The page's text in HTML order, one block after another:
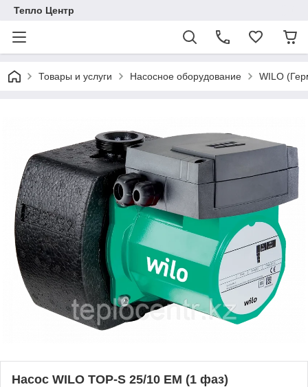
Тепло Центр
Товары и услуги Насосное оборудование WILO
Насос WILO TOP-S 25/10 EM (1 фаз)